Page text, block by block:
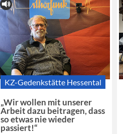
KZ-Gedenkstätte Hessental
„Wir wollen mit unserer
Arbeit dazu beitragen, dass
so etwas nie wieder
passiert!“